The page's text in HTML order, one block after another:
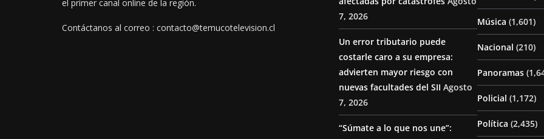
el primer canal online de la región.
Contáctanos al correo : contacto@temucotelevision.cl
7, 2026
Un error tributario puede
costarle caro a su empresa:
advierten mayor riesgo con
nuevas facultades del SII Agosto
7, 2026
“Súmate a lo que nos une”:
Música (1,601)
Nacional (210)
Panoramas
Policial (1,172)
Política (2,435)